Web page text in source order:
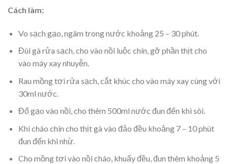
Cách làm:
Vo sạch gạo, ngâm trong nước khoảng 25 – 30 phút.
Đùi gà rửa sạch, cho vào nồi luộc chín, gỡ phần thịt cho
vào máy xay nhuyễn.
Rau mồng tơi rửa sạch, cắt khúc cho vào máy xay cùng với
30ml nước.
Đổ gạo vào nồi, cho thêm 500ml nước đun đến khi sôi.
Khi cháo chín cho thịt gà vào đảo đều khoảng 7 – 10 phút
đun đến khi nhừ.
Cho mồng tơi vào nồi cháo, khuấy đều, đun thêm khoảng 5